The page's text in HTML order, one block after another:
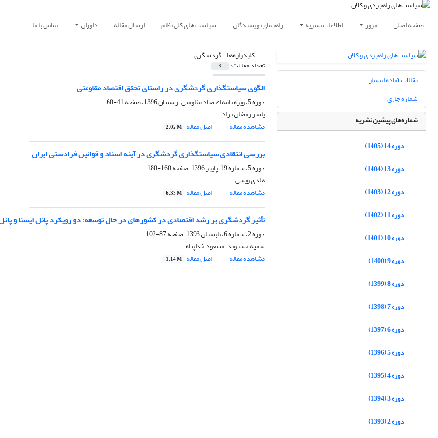
صفحه اصلی مرور اطلاعات نشریه راهنمای نویسندگان سیاست های کلی نظام ارسال مقاله داوران تماس با ما
کلیدواژه‌ها =گردشگری
تعداد مقالات: 3
الگوی سیاستگذاری گردشگری در راستای تحقق اقتصاد مقاومتی
دوره 5، ویژه نامه اقتصاد مقاومتی، زمستان 1396، صفحه
41-60
یاسر رمضان نژاد
مشاهده مقاله
اصل مقاله 2.02 M
بررسی انتقادی سیاستگذاری گردشگری در آینه اسناد و قوانین فرادستی ایران
دوره 5، شماره 19، پاییز 1396، صفحه
160-180
هادی ویسی
مشاهده مقاله
اصل مقاله 6.33 M
تأثیر گردشگری بر رشد اقتصادی در کشورهای در حال توسعه: دو رویکرد پانل ایستا و پانل
دوره 2، شماره 6، تابستان 1393، صفحه
87-102
سمیه حسنوند، مسعود خداپناه
مشاهده مقاله
اصل مقاله 1.14 M
مقالات آماده انتشار
شماره جاری
شماره‌های پیشین نشریه
دوره 14 (1405)
دوره 13 (1404)
دوره 12 (1403)
دوره 11 (1402)
دوره 10 (1401)
دوره 9 (1400)
دوره 8 (1399)
دوره 7 (1398)
دوره 6 (1397)
دوره 5 (1396)
دوره 4 (1395)
دوره 3 (1394)
دوره 2 (1393)